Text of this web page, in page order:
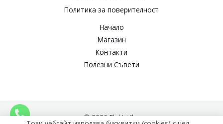
Политика за поверителност​
Начало
Магазин
Контакти
Полезни Съвети
© 2026 Elektri4ko